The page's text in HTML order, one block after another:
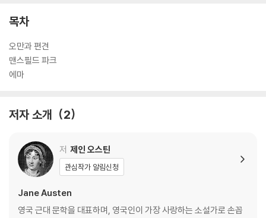
시 만날 계기를 오늘의 새로운 ‘제이나이트’들에게 제공하기 위해 준비한
마』에는 휴 톰슨(Hugh Thomson. 1860~1920)이 제인 오스틴의 작품
을 위해 작업한 삽화들을 각각 40~80여 점 수록했다. ‘제인 오스틴의 영
혼을 담아낸 삽화가’로 알려진 휴 톰슨은 섬세하고 재치 넘치는 필치로 당
만과 편견』 피코크 에디션(Peacock Edition)을 시작으로, 맥밀란 출판
트 판본까지, 그는 제인 오스틴의 거의 모든 소설의 삽화를 작업했고, 오늘
날 후대의 일러스트레이터들에게도 지속적인 영감을 주며 가장 사랑받는
오스틴 삽화의 고전을 남겼다. 민음사의 제인 오스틴 특별판으로도 복원되
는 그의 삽화들은 오스틴 소설의 유쾌하고 사랑스러운 분위기를 더욱 증폭
목차
오만과 편견
맨스필드 파크
에마
저자 소개 2
저 제인 오스틴
관심작가 알림신청
Jane Austen
영국 근대 문학을 대표하며, 영국인이 가장 사랑하는 소설가로 손꼽